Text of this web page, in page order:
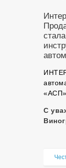
«АСП»
С